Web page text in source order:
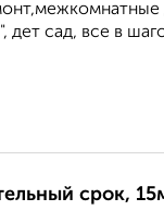
сад, все в
срок,